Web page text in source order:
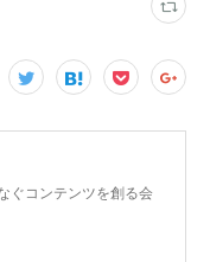
ぐコンテンツを創る会